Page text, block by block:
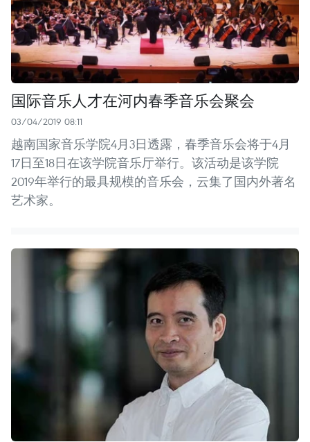
国际音乐人才在河内春季音乐会聚会
03/04/2019 08:11
越南国家音乐学院4月3日透露，春季音乐会将于4月
17日至18日在该学院音乐厅举行。该活动是该学院
2019年举行的最具规模的音乐会，云集了国内外著名
艺术家。